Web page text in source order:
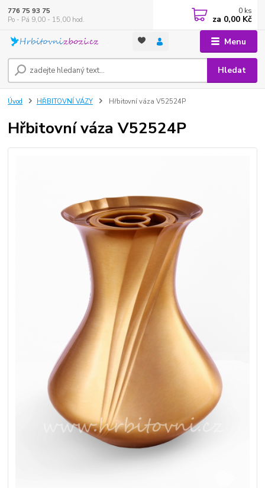
Menu
Hledat
776 75 93 75
Po - Pá 9,00 - 15,00 hod.
0 ks
za 0,00 Kč
Úvod HŘBITOVNÍ VÁZY Hřbitovní váza V52524P
Hřbitovní váza V52524P